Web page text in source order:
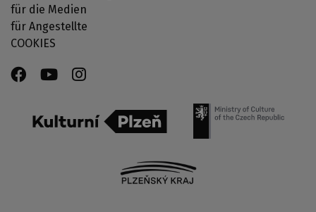
für die Medien
für Angestellte
COOKIES